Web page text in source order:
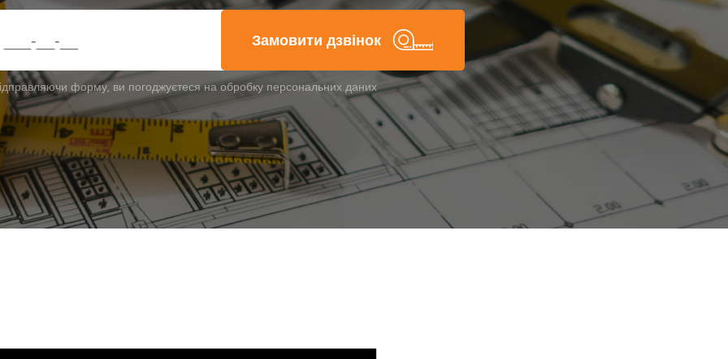
Замовити дзвінок
форму, ви погоджуєтеся на обробку персональних даних